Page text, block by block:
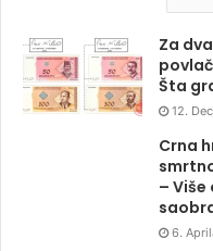
Za
Šta
12.
Crna
–
6.